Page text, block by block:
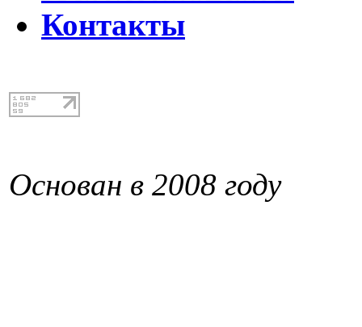
Контакты
Основан в 2008 году